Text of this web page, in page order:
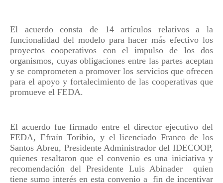
El acuerdo consta de 14 artículos relativos a la
funcionalidad del modelo para hacer más efectivo los
proyectos cooperativos con el impulso de los dos
organismos, cuyas obligaciones entre las partes aceptan
y se comprometen a promover los servicios que ofrecen
para el apoyo y fortalecimiento de las cooperativas que
promueve el FEDA.
El acuerdo fue firmado entre el director ejecutivo del
FEDA, Efraín Toribio, y el licenciado Franco de los
Santos Abreu, Presidente Administrador del IDECOOP,
quienes resaltaron que el convenio es una iniciativa y
recomendación del Presidente Luis Abinader
quien
tiene sumo interés en esta convenio a fin de incentivar